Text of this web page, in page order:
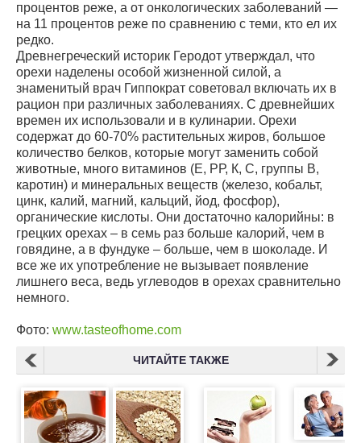
процентов реже, а от онкологических заболеваний —
на 11 процентов реже по сравнению с теми, кто ел их
редко.
Древнегреческий историк Геродот утверждал, что
орехи наделены особой жизненной силой, а
знаменитый врач Гиппократ советовал включать их в
рацион при различных заболеваниях. С древнейших
времен их использовали и в кулинарии. Орехи
содержат до 60-70% растительных жиров, большое
количество белков, которые могут заменить собой
животные, много витаминов (Е, РР, К, С, группы В,
каротин) и минеральных веществ (железо, кобальт,
цинк, калий, магний, кальций, йод, фосфор),
органические кислоты. Они достаточно калорийны: в
грецких орехах – в семь раз больше калорий, чем в
говядине, а в фундуке – больше, чем в шоколаде. И
все же их употребление не вызывает появление
лишнего веса, ведь углеводов в орехах сравнительно
немного.
Фото: www.tasteofhome.com
ЧИТАЙТЕ ТАКЖЕ